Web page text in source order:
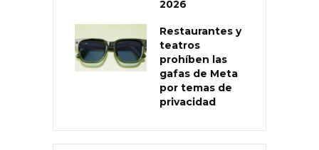
2026
Restaurantes y
teatros
prohíben las
gafas de Meta
por temas de
privacidad